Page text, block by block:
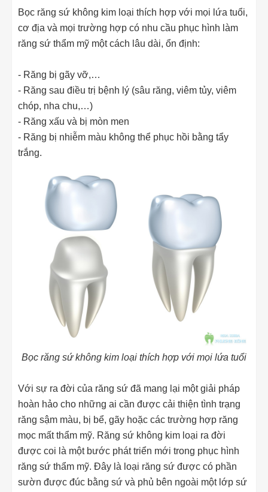
Bọc răng sứ không kim loại thích hợp với mọi lứa tuổi,
cơ địa và mọi trường hợp có nhu cầu phục hình làm
răng sứ thẩm mỹ một cách lâu dài, ổn định:
- Răng bị gãy vỡ,…
- Răng sau điều trị bệnh lý (sâu răng, viêm tủy, viêm
chóp, nha chu,…)
- Răng xấu và bị mòn men
- Răng bị nhiễm màu không thể phục hồi bằng tẩy
trắng.
Bọc răng sứ không kim loại thích hợp với mọi lứa tuổi
Với sự ra đời của răng sứ đã mang lại một giải pháp
hoàn hảo cho những ai cần được cải thiện tình trạng
răng sậm màu, bị bể, gãy hoặc các trường hợp răng
mọc mất thẩm mỹ. Răng sứ không kim loại ra đời
được coi là một bước phát triển mới trong phục hình
răng sứ thẩm mỹ. Đây là loại răng sứ được có phần
sườn được đúc bằng sứ và phủ bên ngoài một lớp sứ